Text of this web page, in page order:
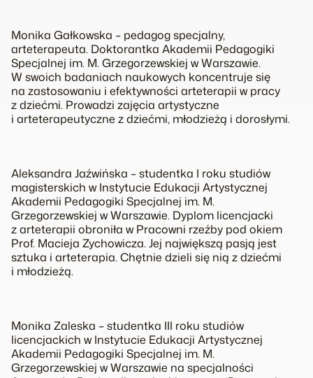
Monika Gałkowska – pedagog specjalny,
arteterapeuta. Doktorantka Akademii Pedagogiki
Specjalnej im. M. Grzegorzewskiej w Warszawie.
W swoich badaniach naukowych koncentruje się
na zastosowaniu i efektywności arteterapii w pracy
z dziećmi. Prowadzi zajęcia artystyczne
i arteterapeutyczne z dziećmi, młodzieżą i dorosłymi.
Aleksandra Jaźwińska – studentka I roku studiów
magisterskich w Instytucie Edukacji Artystycznej
Akademii Pedagogiki Specjalnej im. M.
Grzegorzewskiej w Warszawie. Dyplom licencjacki
z arteterapii obroniła w Pracowni rzeźby pod okiem
Prof. Macieja Zychowicza. Jej największą pasją jest
sztuka i arteterapia. Chętnie dzieli się nią z dziećmi
i młodzieżą.
Monika Zaleska – studentka III roku studiów
licencjackich w Instytucie Edukacji Artystycznej
Akademii Pedagogiki Specjalnej im. M.
Grzegorzewskiej w Warszawie na specjalności